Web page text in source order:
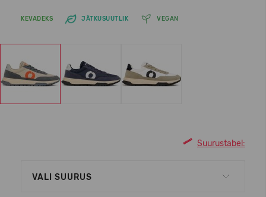
KEVADEKS JÄTKUSUUTLIK VEGAN
Suurustabel:
VALI SUURUS